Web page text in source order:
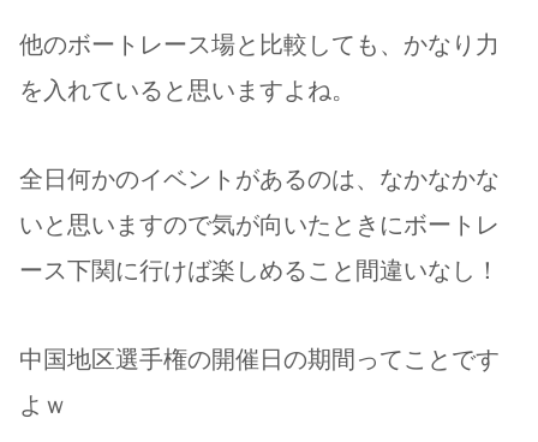
他のボートレース場と比較しても、かなり力
を入れていると思いますよね。
全日何かのイベントがあるのは、なかなかな
いと思いますので気が向いたときにボートレ
ース下関に行けば楽しめること間違いなし！
中国地区選手権の開催日の期間ってことです
よｗ